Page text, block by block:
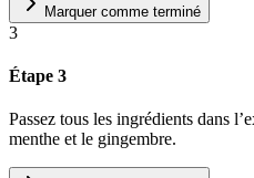
Marquer comme terminé
3
Étape 3
Passez tous les ingrédients dans
menthe et le gingembre.